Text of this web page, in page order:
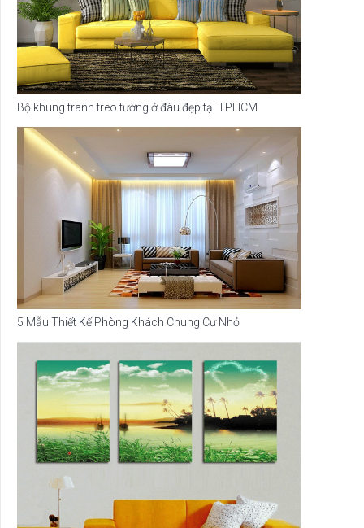
Bộ khung tranh treo tường ở đâu đẹp tại TPHCM
5 Mẫu Thiết Kế Phòng Khách Chung Cư Nhỏ